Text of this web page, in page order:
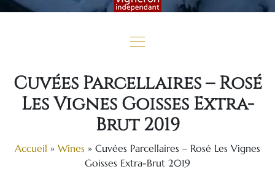
Cuvées Parcellaires – Rosé
Les Vignes Goisses Extra-
Brut 2019
Accueil » Wines » Cuvées Parcellaires – Rosé Les Vignes
Goisses Extra-Brut 2019